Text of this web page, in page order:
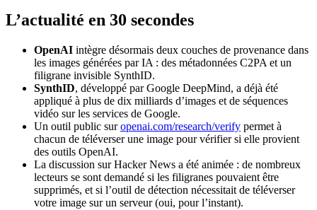
L’actualité en 30 secondes
OpenAI intègre désormais deux couches de provenance dans
les images générées par IA : des métadonnées C2PA et un
filigrane invisible SynthID.
SynthID, développé par Google DeepMind, a déjà été
appliqué à plus de dix milliards d’images et de séquences
vidéo sur les services de Google.
Un outil public suropenai.com/research/verify permet à
chacun de téléverser une image pour vérifier si elle provient
des outils OpenAI.
La discussion sur Hacker News a été animée : de nombreux
lecteurs se sont demandé si les filigranes pouvaient être
supprimés, et si l’outil de détection nécessitait de téléverser
votre image sur un serveur (oui, pour l’instant).